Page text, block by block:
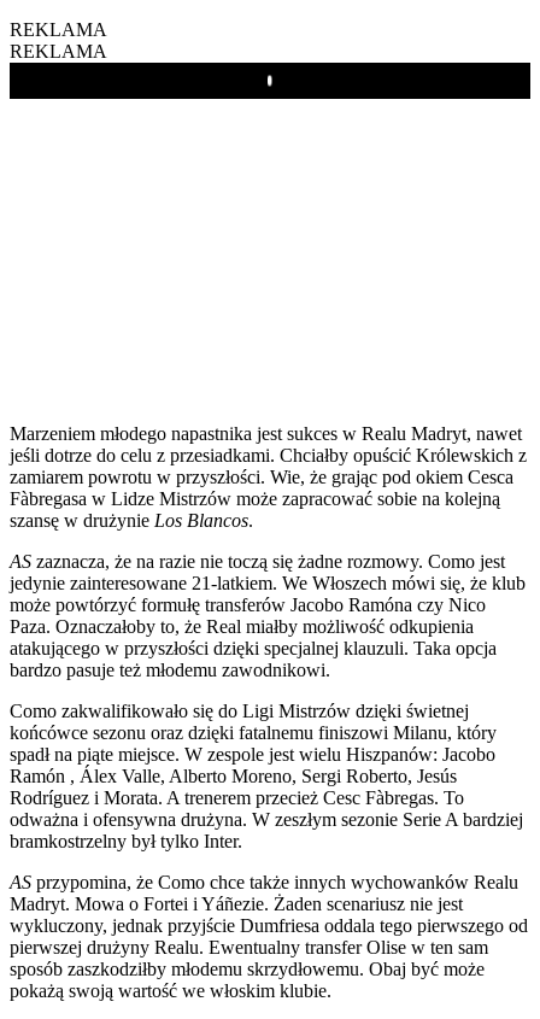
REKLAMA
REKLAMA
Play
Marzeniem młodego napastnika jest sukces w Realu Madryt, nawet
jeśli dotrze do celu z przesiadkami. Chciałby opuścić Królewskich z
zamiarem powrotu w przyszłości. Wie, że grając pod okiem Cesca
Fàbregasa w Lidze Mistrzów może zapracować sobie na kolejną
szansę w drużynie Los Blancos.
AS zaznacza, że na razie nie toczą się żadne rozmowy. Como jest
jedynie zainteresowane 21-latkiem. We Włoszech mówi się, że klub
może powtórzyć formułę transferów Jacobo Ramóna czy Nico
Paza. Oznaczałoby to, że Real miałby możliwość odkupienia
atakującego w przyszłości dzięki specjalnej klauzuli. Taka opcja
bardzo pasuje też młodemu zawodnikowi.
Como zakwalifikowało się do Ligi Mistrzów dzięki świetnej
końcówce sezonu oraz dzięki fatalnemu finiszowi Milanu, który
spadł na piąte miejsce. W zespole jest wielu Hiszpanów: Jacobo
Ramón , Álex Valle, Alberto Moreno, Sergi Roberto, Jesús
Rodríguez i Morata. A trenerem przecież Cesc Fàbregas. To
odważna i ofensywna drużyna. W zeszłym sezonie Serie A bardziej
bramkostrzelny był tylko Inter.
AS przypomina, że Como chce także innych wychowanków Realu
Madryt. Mowa o Fortei i Yáñezie. Żaden scenariusz nie jest
wykluczony, jednak przyjście Dumfriesa oddala tego pierwszego od
pierwszej drużyny Realu. Ewentualny transfer Olise w ten sam
sposób zaszkodziłby młodemu skrzydłowemu. Obaj być może
pokażą swoją wartość we włoskim klubie.